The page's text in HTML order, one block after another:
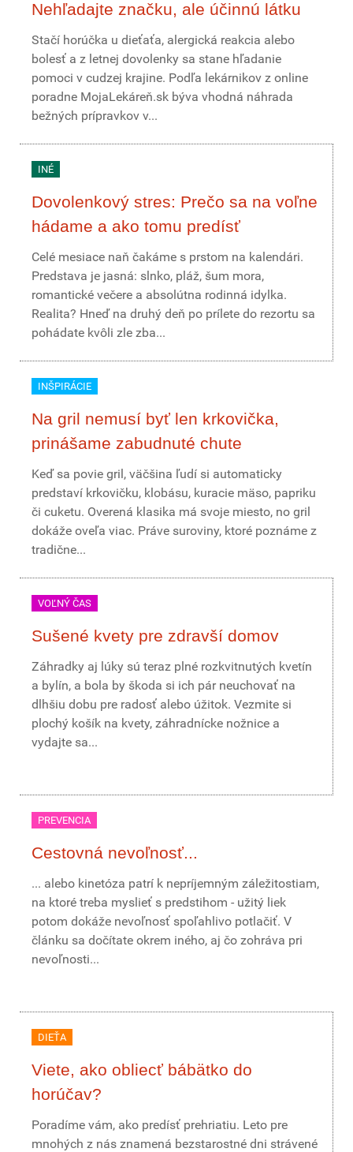
Nehľadajte značku, ale účinnú látku
Stačí horúčka u dieťaťa, alergická reakcia alebo
bolesť a z letnej dovolenky sa stane hľadanie
pomoci v cudzej krajine. Podľa lekárnikov z online
poradne MojaLekáreň.sk býva vhodná náhrada
bežných prípravkov v...
INÉ
Dovolenkový stres: Prečo sa na voľne
hádame a ako tomu predísť
Celé mesiace naň čakáme s prstom na kalendári.
Predstava je jasná: slnko, pláž, šum mora,
romantické večere a absolútna rodinná idylka.
Realita? Hneď na druhý deň po prílete do rezortu sa
pohádate kvôli zle zba...
INŠPIRÁCIE
Na gril nemusí byť len krkovička,
prinášame zabudnuté chute
Keď sa povie gril, väčšina ľudí si automaticky
predstaví krkovičku, klobásu, kuracie mäso, papriku
či cuketu. Overená klasika má svoje miesto, no gril
dokáže oveľa viac. Práve suroviny, ktoré poznáme z
tradične...
VOĽNÝ ČAS
Sušené kvety pre zdravší domov
Záhradky aj lúky sú teraz plné rozkvitnutých kvetín
a bylín, a bola by škoda si ich pár neuchovať na
dlhšiu dobu pre radosť alebo úžitok. Vezmite si
plochý košík na kvety, záhradnícke nožnice a
vydajte sa...
PREVENCIA
Cestovná nevoľnosť...
... alebo kinetóza patrí k nepríjemným záležitostiam,
na ktoré treba myslieť s predstihom - užitý liek
potom dokáže nevoľnosť spoľahlivo potlačiť. V
článku sa dočítate okrem iného, aj čo zohráva pri
nevoľnosti...
DIEŤA
Viete, ako obliecť bábätko do
horúčav?
Poradíme vám, ako predísť prehriatiu. Leto pre
mnohých z nás znamená bezstarostné dni strávené